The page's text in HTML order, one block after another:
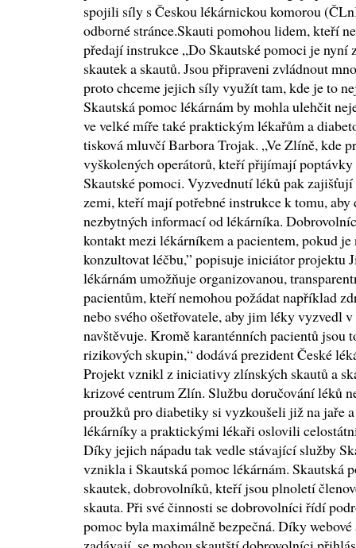
spojili síly s Českou lékárnickou komorou
odborné stránce.Skauti pomohou lidem, kteří
předají instrukce „Do Skautské pomoci je nyní
skautek a skautů. Jsou připraveni zvládnout
proto chceme jejich síly využít tam, kde je to
Skautská pomoc lékárnám by mohla ulehčit
ve velké míře také praktickým lékařům a
tisková mluvčí Barbora Trojak. „Ve Zlíně, kde
vyškolených operátorů, kteří přijímají poptávky
Skautské pomoci. Vyzvednutí léků pak
zemi, kteří mají potřebné instrukce k tomu,
nezbytných informací od lékárníka.
kontakt mezi lékárníkem a pacientem, pokud
konzultovat léčbu,” popisuje iniciátor projektu
lékárnám umožňuje organizovanou,
pacientům, kteří nemohou požádat například
nebo svého ošetřovatele, aby jim léky vyzvedl
navštěvuje. Kromě karanténních pacientů jsou
rizikových skupin,“ dodává prezident České
Projekt vznikl z iniciativy zlínských skautů a
krizové centrum Zlín. Službu doručování léků
proužků pro diabetiky si vyzkoušeli již na jaře
lékárníky a praktickými lékaři oslovili
Díky jejich nápadu tak vedle stávající služby
vznikla i Skautská pomoc lékárnám. Skautská
skautek, dobrovolníků, kteří jsou plnoletí
skauta. Při své činnosti se dobrovolníci řídí
pomoc byla maximálně bezpečná. Díky